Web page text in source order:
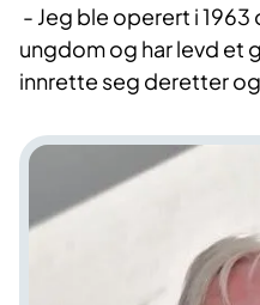
- Jeg ble operert i
ungdom og har levd et
innrette seg deretter